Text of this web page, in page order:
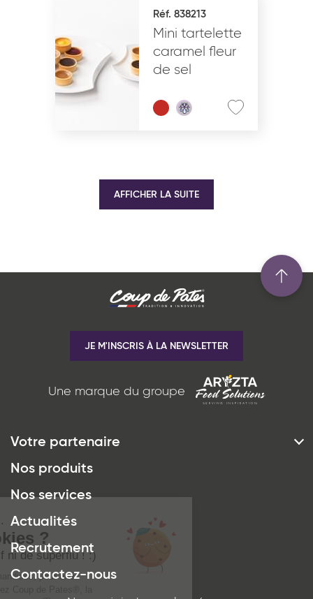
* J'ai lu et j'accepte
ENVOYER PAR E-MAIL
ÊTRE RECONTACTÉ
Réf. 838213
Mini tartelette
caramel fleur
de sel
AFFICHER LA SUITE
JE M'INSCRIS À LA NEWSLETTER
Une marque du groupe
Votre partenaire
Histoire & Vision
Engagements
Démarche qualité
Innovation
Proche de vous
Nos produits
Nos services
Actualités
Recrutement
Contactez-nous